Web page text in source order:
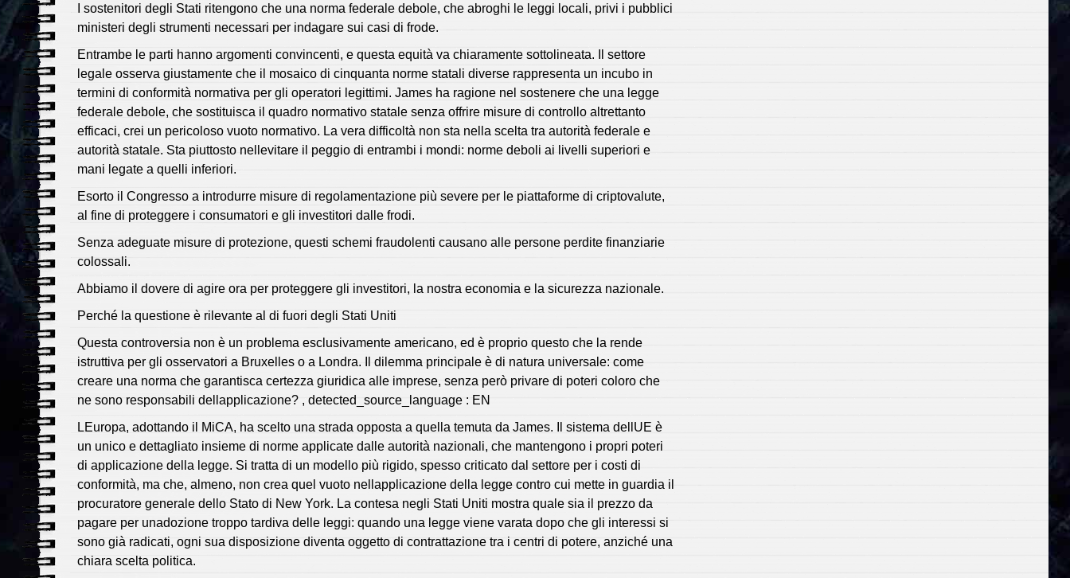
I sostenitori degli Stati ritengono che una norma federale debole, che abroghi le leggi locali, privi i pubblici
ministeri degli strumenti necessari per indagare sui casi di frode.
Entrambe le parti hanno argomenti convincenti, e questa equità va chiaramente sottolineata. Il settore
legale osserva giustamente che il mosaico di cinquanta norme statali diverse rappresenta un incubo in
termini di conformità normativa per gli operatori legittimi. James ha ragione nel sostenere che una legge
federale debole, che sostituisca il quadro normativo statale senza offrire misure di controllo altrettanto
efficaci, crei un pericoloso vuoto normativo. La vera difficoltà non sta nella scelta tra autorità federale e
autorità statale. Sta piuttosto nellevitare il peggio di entrambi i mondi: norme deboli ai livelli superiori e
mani legate a quelli inferiori.
Esorto il Congresso a introdurre misure di regolamentazione più severe per le piattaforme di criptovalute,
al fine di proteggere i consumatori e gli investitori dalle frodi.
Senza adeguate misure di protezione, questi schemi fraudolenti causano alle persone perdite finanziarie
colossali.
Abbiamo il dovere di agire ora per proteggere gli investitori, la nostra economia e la sicurezza nazionale.
Perché la questione è rilevante al di fuori degli Stati Uniti
Questa controversia non è un problema esclusivamente americano, ed è proprio questo che la rende
istruttiva per gli osservatori a Bruxelles o a Londra. Il dilemma principale è di natura universale: come
creare una norma che garantisca certezza giuridica alle imprese, senza però privare di poteri coloro che
ne sono responsabili dellapplicazione? , detected_source_language : EN
LEuropa, adottando il MiCA, ha scelto una strada opposta a quella temuta da James. Il sistema dellUE è
un unico e dettagliato insieme di norme applicate dalle autorità nazionali, che mantengono i propri poteri
di applicazione della legge. Si tratta di un modello più rigido, spesso criticato dal settore per i costi di
conformità, ma che, almeno, non crea quel vuoto nellapplicazione della legge contro cui mette in guardia il
procuratore generale dello Stato di New York. La contesa negli Stati Uniti mostra quale sia il prezzo da
pagare per unadozione troppo tardiva delle leggi: quando una legge viene varata dopo che gli interessi si
sono già radicati, ogni sua disposizione diventa oggetto di contrattazione tra i centri di potere, anziché una
chiara scelta politica.